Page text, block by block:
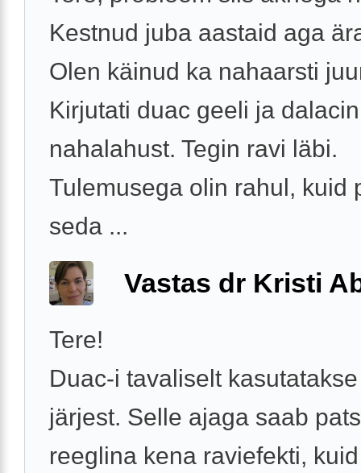
Kestnud juba aastaid aga
Olen käinud ka nahaarsti
Kirjutati duac geeli ja
nahalahust. Tegin ravi läbi.
Tulemusega olin rahul, kuid
seda ...
Vastas dr Kristi
Tere!
Duac-i tavaliselt
järjest. Selle ajaga saab
reeglina kena raviefekti,